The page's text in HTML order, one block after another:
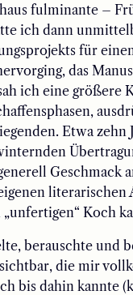
fulminante –
ich dann
für
das
ich eine größere
Etwa zehn
Geschmack
literarischen
Koch
berauschte und
die mir
bis dahin kannte